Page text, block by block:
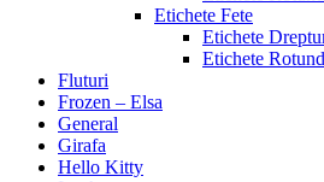
Etichete Fete
Etichete
Etichete
Fluturi
Frozen – Elsa
General
Girafa
Hello Kitty